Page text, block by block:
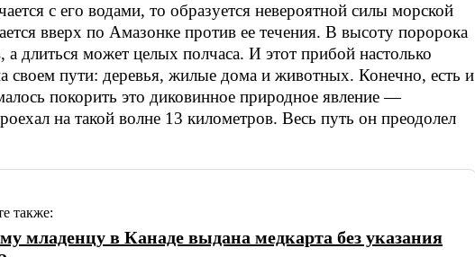
с его водами, то образуется невероятной силы морской
вверх по Амазонке против ее течения. В высоту поророка
а длиться может целых полчаса. И этот прибой настолько
своем пути: деревья, жилые дома и животных. Конечно, есть и
покорить это диковинное природное явление —
на такой волне 13 километров. Весь путь он преодолел
также:
младенцу в Канаде выдана медкарта без указания